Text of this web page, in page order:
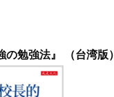
の勉強法』 （台湾版）